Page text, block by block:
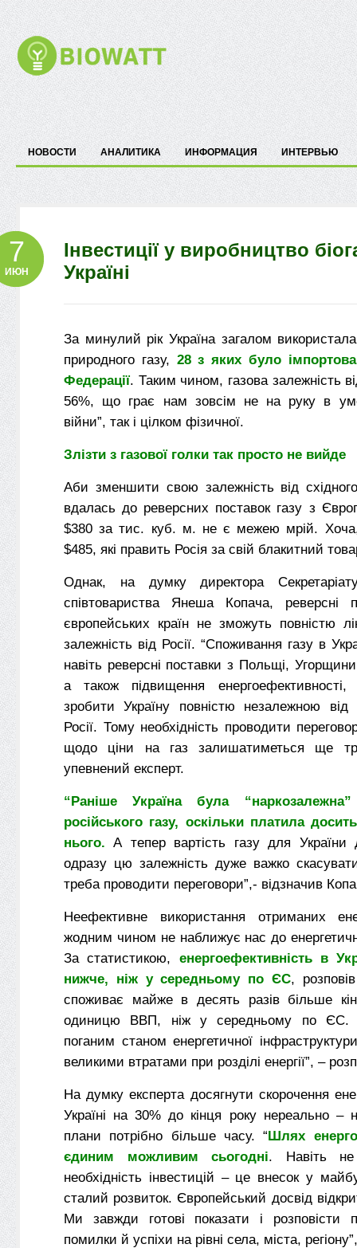
НОВОСТИ АНАЛИТИКА ИНФОРМАЦИЯ ИНТЕРВЬЮ
Інвестиції у виробництво
Україні
7
ИЮН
За минулий рік Україна загалом
природного газу, 28 з яких було
Федерації. Таким чином, газова залежність
56%, що грає нам зовсім не на руку в
війни”, так і цілком фізичної.
Злізти з газової голки так просто не вийде
Аби зменшити свою залежність від
вдалась до реверсних поставок газу з
$380 за тис. куб. м. не є межею мрій. Хоча,
$485, які править Росія за свій блакитний
Однак, на думку директора
співтовариства Янеша Копача, реверсні
європейських країн не зможуть повністю
залежність від Росії. “Споживання газу в
навіть реверсні поставки з Польщі,
а також підвищення
зробити Україну повністю незалежною від
Росії. Тому необхідність проводити
щодо ціни на газ залишатиметься ще
упевнений експерт.
“Раніше Україна була
російського газу, оскільки платила
нього. А тепер вартість газу для України
одразу цю залежність дуже важко
треба проводити переговори”,- відзначив
Неефективне використання отриманих
жодним чином не наближує нас до
За статистикою, енергоефективність в
нижче, ніж у середньому по ЄС,
споживає майже в десять разів більше
одиницю ВВП, ніж у середньому по ЄС.
поганим станом енергетичної
великими втратами при розділі енергії”, –
На думку експерта досягнути скорочення
Україні на 30% до кінця року нереально –
плани потрібно більше часу. “Шлях
єдиним можливим сьогодні. Навіть
необхідність інвестицій – це внесок у
сталий розвиток. Європейський досвід
Ми завжди готові показати і розповісти
помилки й успіхи на рівні села, міста,